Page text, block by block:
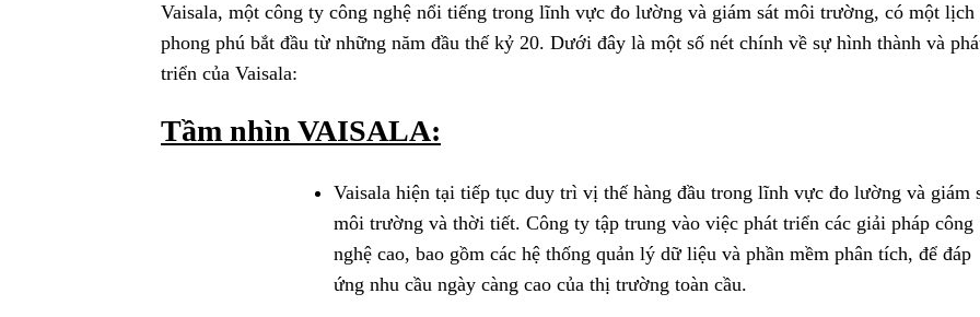
Vaisala, một công ty công nghệ nổi tiếng trong lĩnh vực đo lường và giám sát môi trường, có một lịch
phong phú bắt đầu từ những năm đầu thế kỷ 20. Dưới đây là một số nét chính về sự hình thành và
triển của Vaisala:
Tầm nhìn VAISALA:
Vaisala hiện tại tiếp tục duy trì vị thế hàng đầu trong lĩnh vực đo lường và giám
môi trường và thời tiết. Công ty tập trung vào việc phát triển các giải pháp công
nghệ cao, bao gồm các hệ thống quản lý dữ liệu và phần mềm phân tích, để đáp
ứng nhu cầu ngày càng cao của thị trường toàn cầu.